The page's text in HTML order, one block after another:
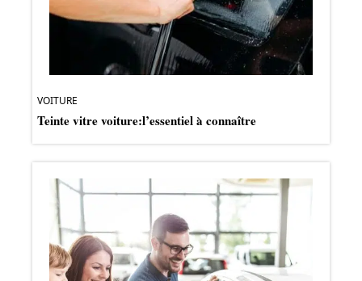
VOITURE
Teinte vitre voiture:l’essentiel à connaître